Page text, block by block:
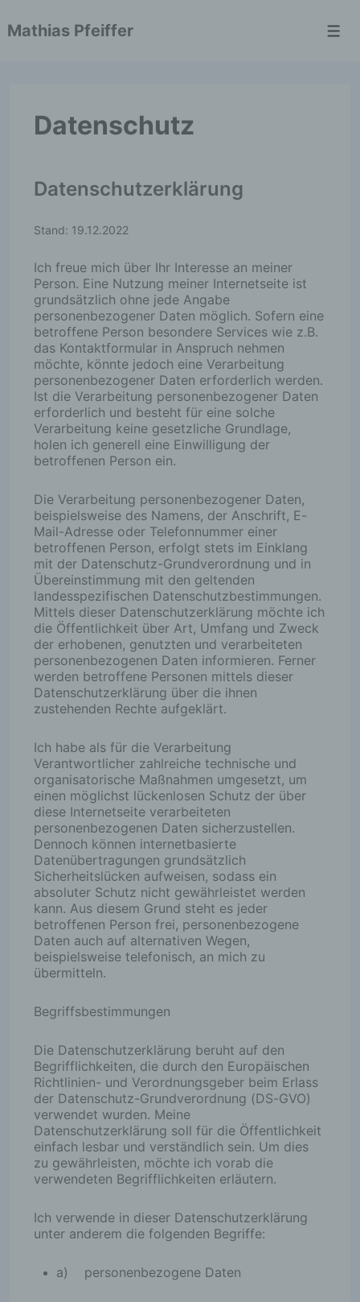
Inhalt
Mathias Pfeiffer
Datenschutz
Datenschutzerklärung
Stand: 19.12.2022
Ich freue mich über Ihr Interesse an meiner
Person. Eine Nutzung meiner Internetseite ist
grundsätzlich ohne jede Angabe
personenbezogener Daten möglich. Sofern eine
betroffene Person besondere Services wie z.B.
das Kontaktformular in Anspruch nehmen
möchte, könnte jedoch eine Verarbeitung
personenbezogener Daten erforderlich werden.
Ist die Verarbeitung personenbezogener Daten
erforderlich und besteht für eine solche
Verarbeitung keine gesetzliche Grundlage,
holen ich generell eine Einwilligung der
betroffenen Person ein.
Die Verarbeitung personenbezogener Daten,
beispielsweise des Namens, der Anschrift, E-
Mail-Adresse oder Telefonnummer einer
betroffenen Person, erfolgt stets im Einklang
mit der Datenschutz-Grundverordnung und in
Übereinstimmung mit den geltenden
landesspezifischen Datenschutzbestimmungen.
Mittels dieser Datenschutzerklärung möchte ich
die Öffentlichkeit über Art, Umfang und Zweck
der erhobenen, genutzten und verarbeiteten
personenbezogenen Daten informieren. Ferner
werden betroffene Personen mittels dieser
Datenschutzerklärung über die ihnen
zustehenden Rechte aufgeklärt.
Ich habe als für die Verarbeitung
Verantwortlicher zahlreiche technische und
organisatorische Maßnahmen umgesetzt, um
einen möglichst lückenlosen Schutz der über
diese Internetseite verarbeiteten
personenbezogenen Daten sicherzustellen.
Dennoch können internetbasierte
Datenübertragungen grundsätzlich
Sicherheitslücken aufweisen, sodass ein
absoluter Schutz nicht gewährleistet werden
kann. Aus diesem Grund steht es jeder
betroffenen Person frei, personenbezogene
Daten auch auf alternativen Wegen,
beispielsweise telefonisch, an mich zu
übermitteln.
Begriffsbestimmungen
Die Datenschutzerklärung beruht auf den
Begrifflichkeiten, die durch den Europäischen
Richtlinien- und Verordnungsgeber beim Erlass
der Datenschutz-Grundverordnung (DS-GVO)
verwendet wurden. Meine
Datenschutzerklärung soll für die Öffentlichkeit
einfach lesbar und verständlich sein. Um dies
zu gewährleisten, möchte ich vorab die
verwendeten Begrifflichkeiten erläutern.
Ich verwende in dieser Datenschutzerklärung
unter anderem die folgenden Begriffe:
a) personenbezogene Daten